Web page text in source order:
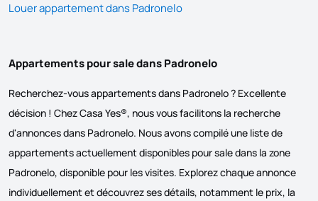
Louer appartement dans Padronelo
Appartements pour sale dans Padronelo
Recherchez-vous appartements dans Padronelo ? Excellente
décision ! Chez Casa Yes®, nous vous facilitons la recherche
d'annonces dans Padronelo. Nous avons compilé une liste de
appartements actuellement disponibles pour sale dans la zone
Padronelo, disponible pour les visites. Explorez chaque annonce
individuellement et découvrez ses détails, notamment le prix, la